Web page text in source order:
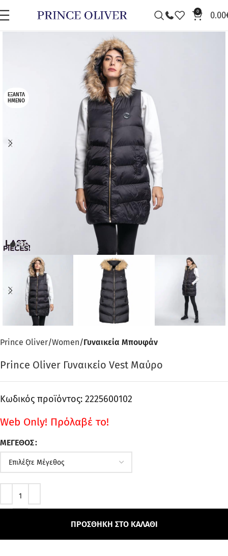
0 0.00
ΕΞΑΝΤΛ
ΗΜΈΝΟ
Prince Oliver Women Γυναικεία Μπουφάν
Prince Oliver Γυναικείο Vest Μαύρο
Κωδικός προϊόντος: 2225600102
Web Only! Πρόλαβέ το!
ΜΈΓΕΘΟΣ
ΠΡΟΣΘΉΚΗ ΣΤΟ ΚΑΛΆΘΙ